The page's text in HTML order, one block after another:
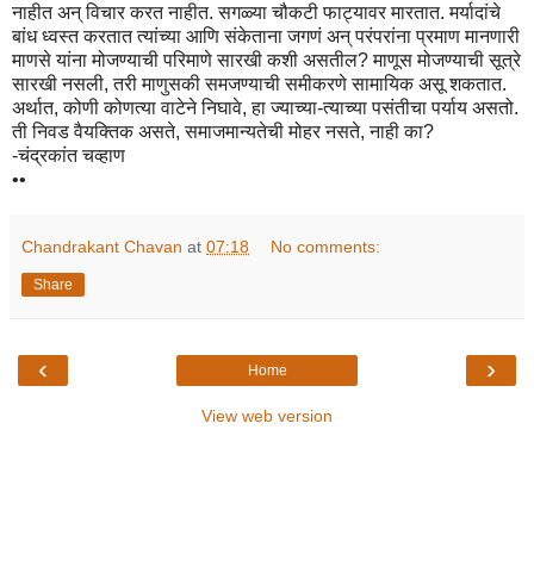
नाहीत अन् विचार करत नाहीत. सगळ्या चौकटी फाट्यावर मारतात. मर्यादांचे
बांध ध्वस्त करतात त्यांच्या आणि संकेताना जगणं अन् परंपरांना प्रमाण मानणारी
माणसे यांना मोजण्याची परिमाणे सारखी कशी असतील? माणूस मोजण्याची सूत्रे
सारखी नसली, तरी माणुसकी समजण्याची समीकरणे सामायिक असू शकतात.
अर्थात, कोणी कोणत्या वाटेने निघावे, हा ज्याच्या-त्याच्या पसंतीचा पर्याय असतो.
ती निवड वैयक्तिक असते, समाजमान्यतेची मोहर नसते, नाही का?
-चंद्रकांत चव्हाण
••
Chandrakant Chavan at 07:18 No comments:
Share
‹ ›
Home
View web version